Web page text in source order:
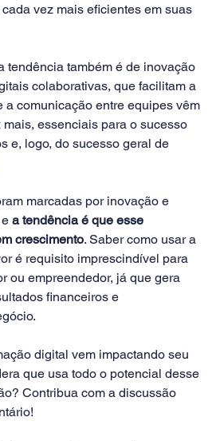
vez mais eficientes em suas
tendência também é de inovação
colaborativas, que facilitam a
a comunicação entre equipes vêm
essenciais para o sucesso
e, logo, do sucesso geral de
marcadas por inovação e
a tendência é que esse
crescimento. Saber como usar a
é requisito imprescindível para
ou empreendedor, já que gera
financeiros e
digital vem impactando seu
que usa todo o potencial desse
Contribua com a discussão